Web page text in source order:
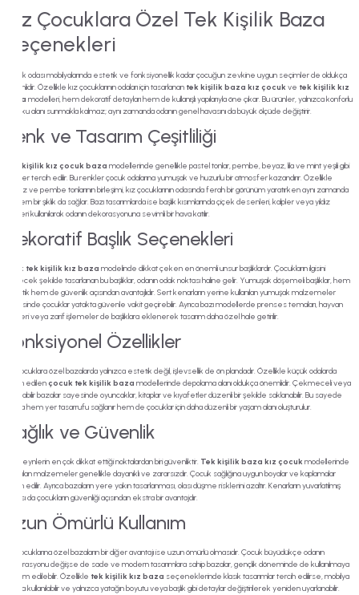
Kız Çocuklara Özel Tek Kişilik Baza
Seçenekleri
Çocuk odası mobilyalarında estetik ve fonksiyonellik kadar çocuğun zevkine uygun seçimler de oldukça
önemlidir. Özellikle kız çocuklarının odaları için tasarlanan tek kişilik baza kız çocuk ve tek kişilik kız
baza modelleri, hem dekoratif detayları hem de kullanışlı yapılarıyla öne çıkar. Bu ürünler, yalnızca konforlu
bir uyku alanı sunmakla kalmaz; aynı zamanda odanın genel havasını da büyük ölçüde değiştirir.
Renk ve Tasarım Çeşitliliği
Tek kişilik kız çocuk baza modellerinde genellikle pastel tonlar, pembe, beyaz, lila ve mint yeşili gibi
renkler tercih edilir. Bu renkler çocuk odalarına yumuşak ve huzurlu bir atmosfer kazandırır. Özellikle
beyaz ve pembe tonlarının birleşimi, kız çocuklarının odasında ferah bir görünüm yaratırken aynı zamanda
modern bir şıklık da sağlar. Bazı tasarımlarda ise başlık kısımlarında çiçek desenleri, kalpler veya yıldız
figürleri kullanılarak odanın dekorasyonuna sevimli bir hava katılır.
Dekoratif Başlık Seçenekleri
Birçok tek kişilik kız baza modelinde dikkat çeken en önemli unsur başlıklardır. Çocukların ilgisini
çekecek şekilde tasarlanan bu başlıklar, odanın odak noktası haline gelir. Yumuşak döşemeli başlıklar, hem
estetik hem de güvenlik açısından avantajlıdır. Sert kenarların yerine kullanılan yumuşak malzemeler
sayesinde çocuklar yatakta güvenle vakit geçirebilir. Ayrıca bazı modellerde prenses temaları, hayvan
figürleri veya zarif işlemeler de başlıklara eklenerek tasarım daha özel hale getirilir.
Fonksiyonel Özellikler
Kız çocuklara özel bazalarda yalnızca estetik değil, işlevsellik de ön plandadır. Özellikle küçük odalarda
tercih edilençocuk tek kişilik baza modellerinde depolama alanı oldukça önemlidir. Çekmeceli veya
kaldırılabilir bazalar sayesinde oyuncaklar, kitaplar ve kıyafetler düzenli bir şekilde saklanabilir. Bu sayede
odada hem yer tasarrufu sağlanır hem de çocuklar için daha düzenli bir yaşam alanı oluşturulur.
Sağlık ve Güvenlik
Ebeveynlerin en çok dikkat ettiği noktalardan biri güvenliktir. Tek kişilik baza kız çocuk modellerinde
kullanılan malzemeler genellikle dayanıklı ve zararsızdır. Çocuk sağlığına uygun boyalar ve kaplamalar
tercih edilir. Ayrıca bazaların yere yakın tasarlanması, olası düşme risklerini azaltır. Kenarların yuvarlatılmış
olması da çocukların güvenliği açısından ekstra bir avantajdır.
Uzun Ömürlü Kullanım
Kız çocuklarına özel bazaların bir diğer avantajı ise uzun ömürlü olmasıdır. Çocuk büyüdükçe odanın
dekorasyonu değişse de sade ve modern tasarımlara sahip bazalar, gençlik döneminde de kullanılmaya
devam edilebilir. Özellikle tek kişilik kız baza seçeneklerinde klasik tasarımlar tercih edilirse, mobilya
yıllarca kullanılabilir ve yalnızca yatağın boyutu veya başlık gibi detaylar değiştirilerek yeniden uyarlanabilir.